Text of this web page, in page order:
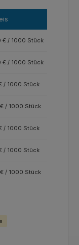
€ / 1000 Stück
€ / 1000 Stück
/ 1000 Stück
/ 1000 Stück
/ 1000 Stück
/ 1000 Stück
/ 1000 Stück